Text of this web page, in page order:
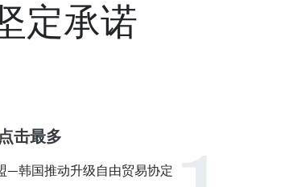
定承诺
点击最多
—韩国推动升级自由贸易协定